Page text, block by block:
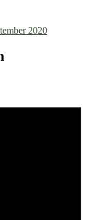
2020